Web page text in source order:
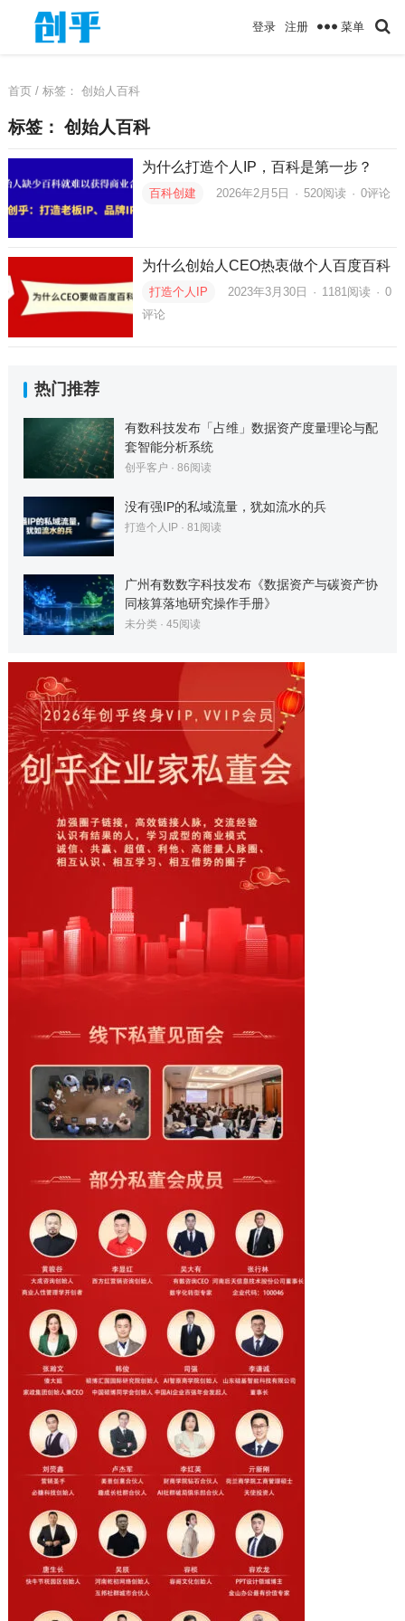
登录 注册 菜单
首页/ 标签： 创始人百科
标签： 创始人百科
为什么打造个人IP，百科是第一步？
百科创建 2026年2月5日 · 520阅读 · 0评论
为什么创始人CEO热衷做个人百度百科
打造个人IP 2023年3月30日 · 1181阅读 · 0
评论
热门推荐
有数科技发布「占维」数据资产度量理论与配
套智能分析系统
创乎客户 · 86阅读
没有强IP的私域流量，犹如流水的兵
打造个人IP· 81 阅读
广州有数数字科技发布《数据资产与碳资产协
同核算落地研究操作手册》
未分类· 45阅读